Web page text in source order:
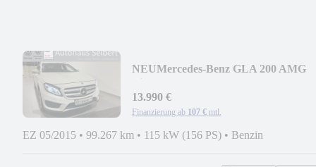
NEUMercedes-Benz GLA 200 AMG
13.990 €
Finanzierung ab 107 € mtl.
EZ 05/2015 • 99.267 km • 115 kW (156 PS) • Benzin